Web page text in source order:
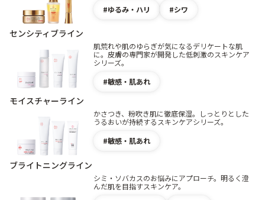
ゆるみ・ハリ
シワ
センシティブライン
肌荒れや肌のゆらぎが気になるデリケートな肌
に。皮膚の専門家が開発した低刺激のスキンケア
シリーズ。
敏感・肌あれ
モイスチャーライン
かさつき、粉吹き肌に徹底保湿。しっとりとした
うるおいが持続するスキンケアシリーズ。
敏感・肌あれ
ブライトニングライン
シミ・ソバカスのお悩みにアプローチ。明るく澄
んだ肌を目指すスキンケア。